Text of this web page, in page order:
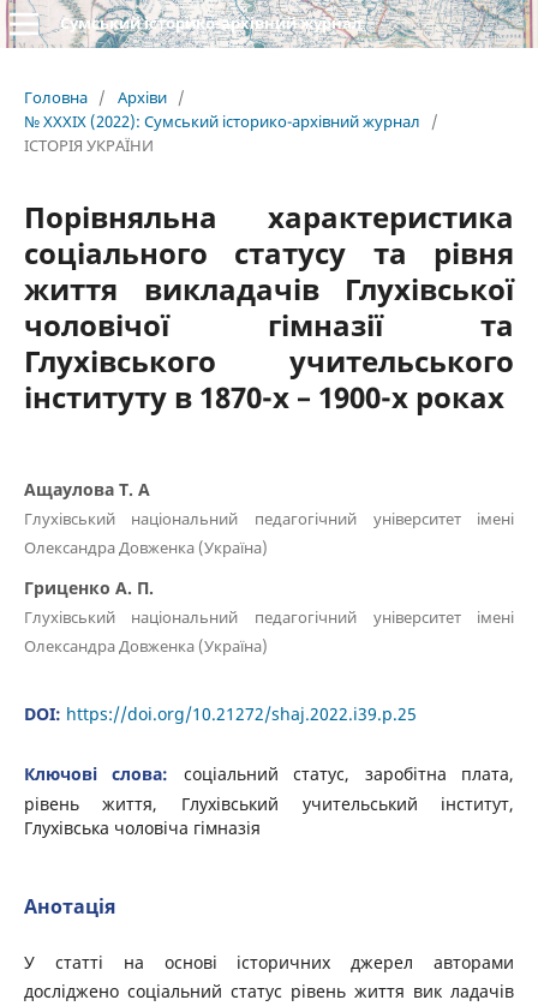
Сумський історико-архівний журнал
Головна / Архіви /
№ XXXIX (2022): Сумський історико-архівний журнал
/
ІСТОРІЯ УКРАЇНИ
Порівняльна характеристика
соціального статусу та рівня
життя викладачів Глухівської
чоловічої гімназії та
Глухівського учительського
інституту в 1870-х – 1900-х роках
Ащаулова Т. А
Глухівський національний педагогічний університет імені
Олександра Довженка (Україна)
Гриценко А. П.
Глухівський національний педагогічний університет імені
Олександра Довженка (Україна)
DOI: https://doi.org/10.21272/shaj.2022.i39.p.25
Ключові слова: соціальний статус, заробітна плата,
рівень життя, Глухівський учительський інститут,
Глухівська чоловіча гімназія
Анотація
У статті на основі історичних джерел авторами
досліджено соціальний статус рівень життя вик ладачів